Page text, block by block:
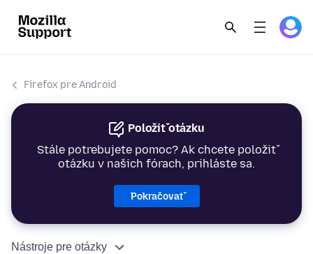
Firefox pre Android
Položiť otázku
Stále potrebujete pomoc? Ak chcete položiť
otázku v našich fórach, prihláste sa.
Pokračovať
Nástroje pre otázky